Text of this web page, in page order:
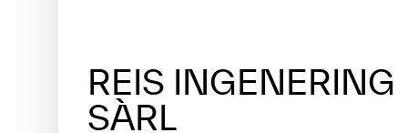
REIS INGENERING
SÀRL